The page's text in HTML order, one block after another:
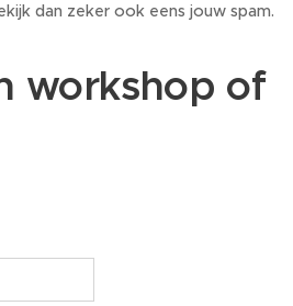
dan zeker ook eens jouw spam.
workshop of